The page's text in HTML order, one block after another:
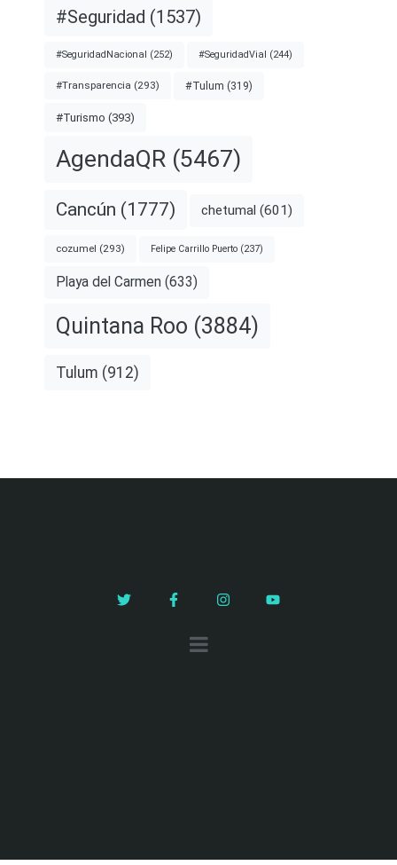
#Seguridad (1537)
#SeguridadNacional (252) #SeguridadVial (244)
#Transparencia (293) #Tulum (319)
#Turismo (393)
AgendaQR (5467)
Cancún (1777) chetumal (601)
cozumel (293) Felipe Carrillo Puerto (237)
Playa del Carmen (633)
Quintana Roo (3884)
Tulum (912)